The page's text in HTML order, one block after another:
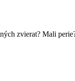
zvierat? Mali